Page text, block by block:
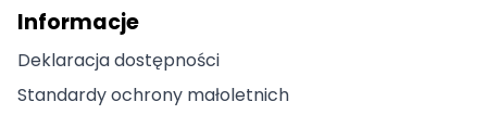
Informacje
Deklaracja dostępności
Standardy ochrony małoletnich